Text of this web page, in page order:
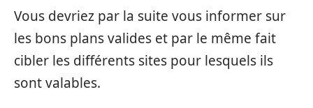
Vous devriez par la suite vous informer sur
les bons plans valides et par le même fait
cibler les différents sites pour lesquels ils
sont valables.